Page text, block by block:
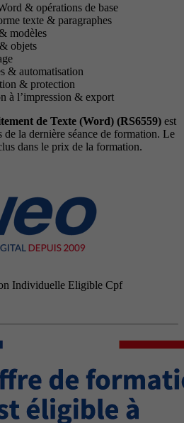
& opérations de base
texte & paragraphes
modèles
objets
& automatisation
& protection
à l’impression & export
de Texte (Word) (RS6559) est
de la dernière séance de formation. Le
dans le prix de la formation.
Individuelle Eligible Cpf